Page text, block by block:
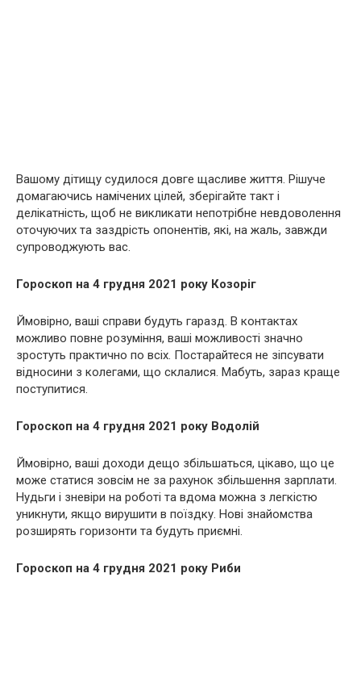
Вашому дітищу судилося довге щасливе життя. Рішуче
домагаючись намічених цілей, зберігайте такт і
делікатність, щоб не викликати непотрібне невдоволення
оточуючих та заздрість опонентів, які, на жаль, завжди
супроводжують вас.
Гороскоп на 4 грудня 2021 року Козоріг
Ймовірно, ваші справи будуть гаразд. В контактах
можливо повне розуміння, ваші можливості значно
зростуть практично по всіх. Постарайтеся не зіпсувати
відносини з колегами, що склалися. Мабуть, зараз краще
поступитися.
Гороскоп на 4 грудня 2021 року Водолій
Ймовірно, ваші доходи дещо збільшаться, цікаво, що це
може статися зовсім не за рахунок збільшення зарплати.
Нудьги і зневіри на роботі та вдома можна з легкістю
уникнути, якщо вирушити в поїздку. Нові знайомства
розширять горизонти та будуть приємні.
Гороскоп на 4 грудня 2021 року Риби